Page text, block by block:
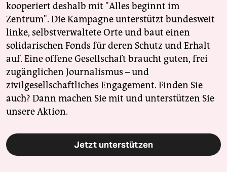
kooperiert deshalb mit "Alles beginnt im
Zentrum". Die Kampagne unterstützt bundesweit
linke, selbstverwaltete Orte und baut einen
solidarischen Fonds für deren Schutz und Erhalt
auf. Eine offene Gesellschaft braucht guten, frei
zugänglichen Journalismus – und
zivilgesellschaftliches Engagement. Finden Sie
auch? Dann machen Sie mit und unterstützen Sie
unsere Aktion.
Jetzt unterstützen